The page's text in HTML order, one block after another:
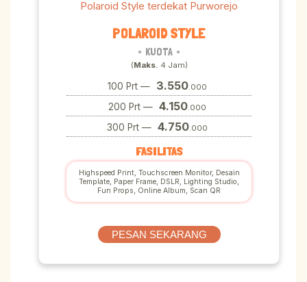
POLAROID STYLE
⋆ KUOTA ⋆
(Maks. 4 Jam)
100 Prt — 3.550 .000
200 Prt — 4.150 .000
300 Prt — 4.750 .000
FASILITAS
Highspeed Print, Touchscreen Monitor, Desain
Template, Paper Frame, DSLR, Lighting Studio,
Fun Props, Online Album, Scan QR
PESAN SEKARANG